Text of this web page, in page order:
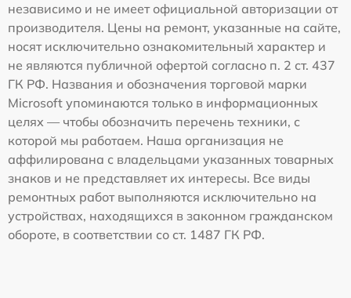
независимо и не имеет официальной авторизации от
производителя. Цены на ремонт, указанные на сайте,
носят исключительно ознакомительный характер и
не являются публичной офертой согласно п. 2 ст. 437
ГК РФ. Названия и обозначения торговой марки
Microsoft упоминаются только в информационных
целях — чтобы обозначить перечень техники, с
которой мы работаем. Наша организация не
аффилирована с владельцами указанных товарных
знаков и не представляет их интересы. Все виды
ремонтных работ выполняются исключительно на
устройствах, находящихся в законном гражданском
обороте, в соответствии со ст. 1487 ГК РФ.